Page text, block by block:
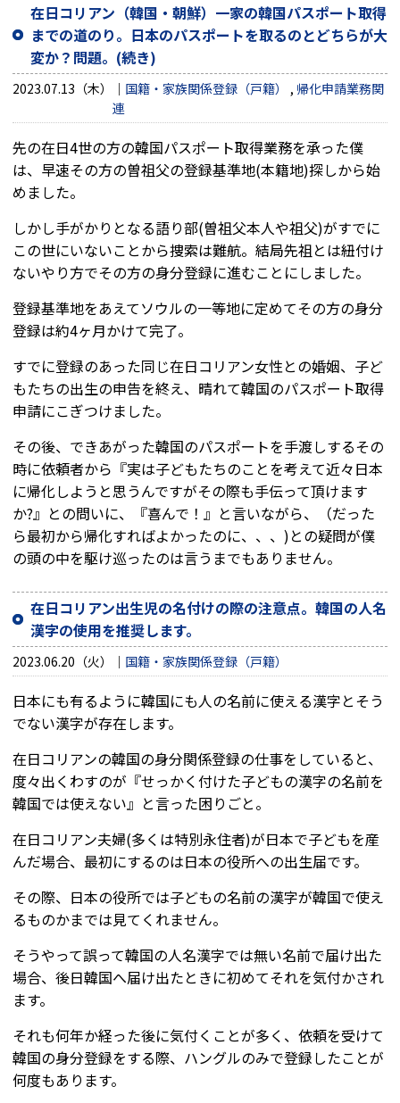
在日コリアン（韓国・朝鮮）一家の韓国パスポート取得
までの道のり。日本のパスポートを取るのとどちらが大
変か？問題。(続き)
2023.07.13（木） 国籍・家族関係登録（戸籍） , 帰化申請業務関
連
先の在日4世の方の韓国パスポート取得業務を承った僕
は、早速その方の曽祖父の登録基準地(本籍地)探しから始
めました。
しかし手がかりとなる語り部(曽祖父本人や祖父)がすでに
この世にいないことから捜索は難航。結局先祖とは紐付け
ないやり方でその方の身分登録に進むことにしました。
登録基準地をあえてソウルの一等地に定めてその方の身分
登録は約4ヶ月かけて完了。
すでに登録のあった同じ在日コリアン女性との婚姻、子ど
もたちの出生の申告を終え、晴れて韓国のパスポート取得
申請にこぎつけました。
その後、できあがった韓国のパスポートを手渡しするその
時に依頼者から『実は子どもたちのことを考えて近々日本
に帰化しようと思うんですがその際も手伝って頂けます
か?』との問いに、『喜んで！』と言いながら、（だった
ら最初から帰化すればよかったのに、、、)との疑問が僕
の頭の中を駆け巡ったのは言うまでもありません。
在日コリアン出生児の名付けの際の注意点。韓国の人名
漢字の使用を推奨します。
2023.06.20（火） 国籍・家族関係登録（戸籍）
日本にも有るように韓国にも人の名前に使える漢字とそう
でない漢字が存在します。
在日コリアンの韓国の身分関係登録の仕事をしていると、
度々出くわすのが『せっかく付けた子どもの漢字の名前を
韓国では使えない』と言った困りごと。
在日コリアン夫婦(多くは特別永住者)が日本で子どもを産
んだ場合、最初にするのは日本の役所への出生届です。
その際、日本の役所では子どもの名前の漢字が韓国で使え
るものかまでは見てくれません。
そうやって誤って韓国の人名漢字では無い名前で届け出た
場合、後日韓国へ届け出たときに初めてそれを気付かされ
ます。
それも何年か経った後に気付くことが多く、依頼を受けて
韓国の身分登録をする際、ハングルのみで登録したことが
何度もあります。